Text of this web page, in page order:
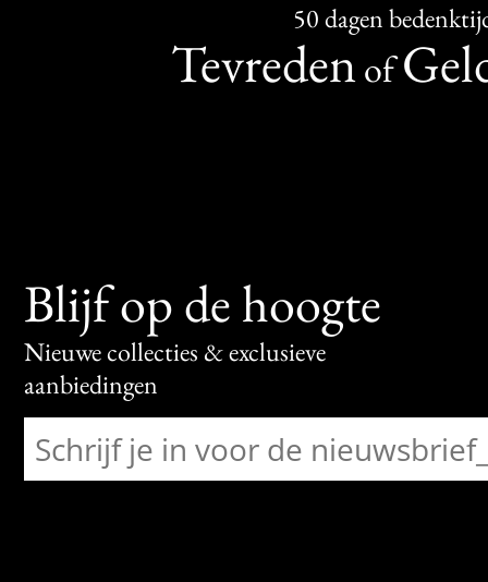
50 dagen
Tevredenof
Blijf op de hoogte
Nieuwe collecties & exclusieve
aanbiedingen